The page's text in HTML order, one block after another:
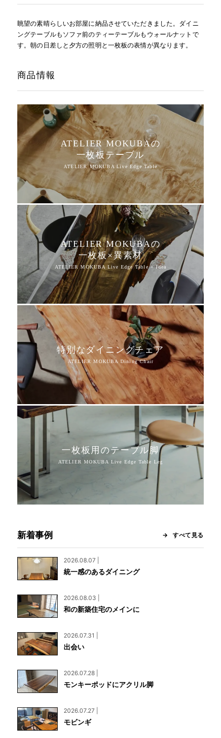
眺望の素晴らしいお部屋に納品させていただきました。ダイニ
ングテーブルもソファ前のティーテーブルもウォールナットで
す。朝の日差しと夕方の照明と一枚板の表情が異なります。
商品情報
ATELIER MOKUBAの
一枚板テーブル
ATELIER MOKUBAの
一枚板×異素材
特別なダイニングチェア
一枚板用のテーブル脚
新着事例 すべて見る
2026.08.07 |
統一感のあるダイニング
2026.08.03 |
和の新築住宅のメインに
2026.07.31 |
出会い
2026.07.28 |
モンキーポッドにアクリル脚
2026.07.27 |
モビンギ